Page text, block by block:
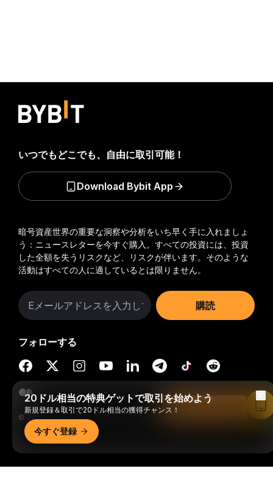
暗号資産世界の重要な洞察や分析をいち早く手に入れましょ
う：ニュースレターを今すぐ購入。 すべての投資には、投資
した全額を失うリスクなど、リスクが伴います。そのような
活動はすべての人に適しているとは限りません。
購読
フォローする
© 2018-2026 Bybit.com. All rights reserved.
いつでもどこでも、自由に取引可能！
Download Bybit App
20ドル相当の特典ゲットで取引を始めよう
新規登録＆取引で20ドル相当の獲得チャンス！
今すぐ登録
Bybitアプリで読む